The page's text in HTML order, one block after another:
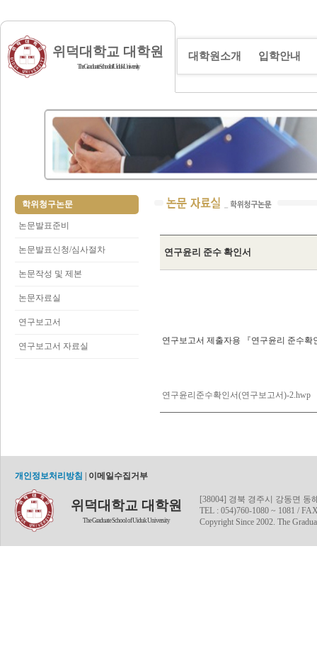
위덕대학교 대학원
The Graduate School of Uiduk University
대학원소개 입학안내
학위청구논문
논문발표준비
논문발표신청/심사절차
논문작성 및 제본
논문자료실
연구보고서
연구보고서 자료실
연구윤리 준수 확인서
연구보고서 제출자용 『연구윤리 준수확
연구윤리준수확인서(연구보고서)-2.hwp
개인정보처리방침 이메일수집거부
위덕대학교 대학원
The Graduate School of Uiduk University
[38004] 경북 경주시 강동면 동
TEL : 054)760-1080 ~ 1081 /
Copyright Since 2002. The